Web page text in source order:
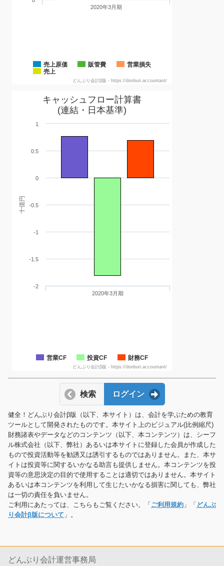
売上原価 販管費
営業損失
売上
2020年3月期
どんぶり会計β版 - https://donburi.accountant/
十億円
キャッシュフロー計算書
(連結・日本基準)
営業CF 投資CF 財務CF
2020年3月期
-2
-1.5
-1
-0.5
0
0.5
1
どんぶり会計β版 - https://donburi.accountant/
検索 ログイン
健全！どんぶり会計β版（以下、本サイト）は、会計を学ぶための教育
ツールとして開発されたものです。本サイト上のビジュアル(比例縮尺)
財務諸表やデータなどのコンテンツ（以下、本コンテンツ）は、シーフ
ル株式会社（以下、弊社）あるいは本サイトに登録した会員が作成した
もので投資活動等を勧誘又は誘引するものではありません。また、本サ
イトは投資等に関するいかなる助言も提供しません。本コンテンツを投
資等の意思決定の目的で使用することは適切ではありません。本サイト
あるいは本コンテンツを利用して生じたいかなる損害に関しても、弊社
は一切の責任を負いません。
ご利用にあたっては、こちらもご覧ください。「 ご利用規約 」「 どんぶ
り会計β版について 」。
どんぶり会計運営事務局